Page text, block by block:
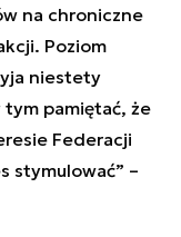
na chroniczne
Poziom
niestety
pamiętać, że
Federacji
stymulować” –